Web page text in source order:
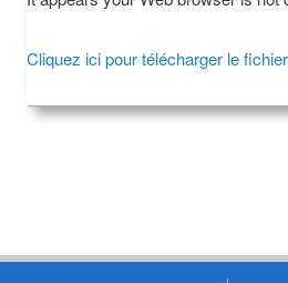
Cliquez ici pour télécharger le